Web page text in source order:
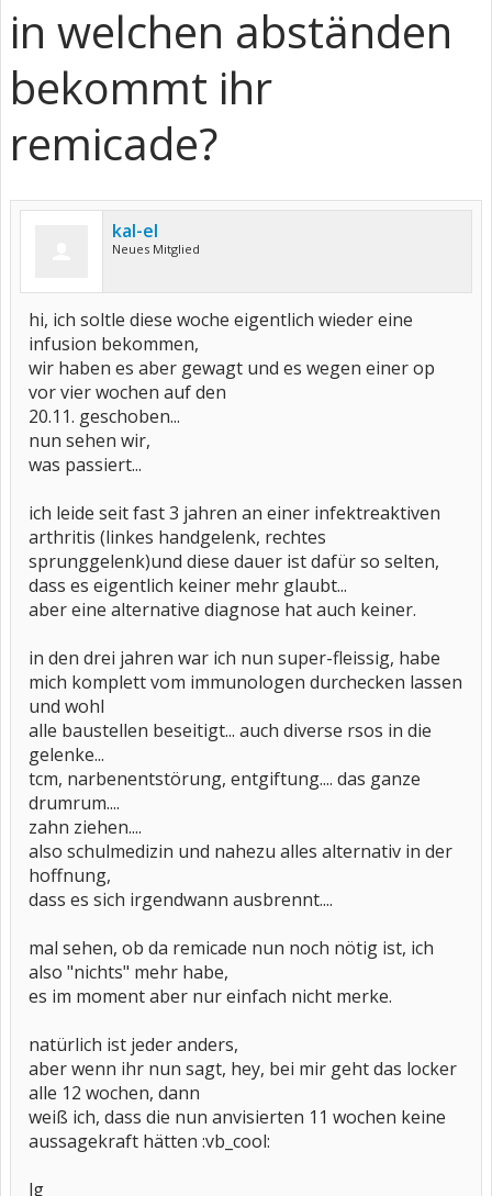
in welchen abständen
bekommt ihr
remicade?
kal-el
Neues Mitglied
hi, ich soltle diese woche eigentlich wieder eine
infusion bekommen,
wir haben es aber gewagt und es wegen einer op
vor vier wochen auf den
20.11. geschoben...
nun sehen wir,
was passiert...
ich leide seit fast 3 jahren an einer infektreaktiven
arthritis (linkes handgelenk, rechtes
sprunggelenk)und diese dauer ist dafür so selten,
dass es eigentlich keiner mehr glaubt...
aber eine alternative diagnose hat auch keiner.
in den drei jahren war ich nun super-fleissig, habe
mich komplett vom immunologen durchecken lassen
und wohl
alle baustellen beseitigt... auch diverse rsos in die
gelenke...
tcm, narbenentstörung, entgiftung.... das ganze
drumrum....
zahn ziehen....
also schulmedizin und nahezu alles alternativ in der
hoffnung,
dass es sich irgendwann ausbrennt....
mal sehen, ob da remicade nun noch nötig ist, ich
also "nichts" mehr habe,
es im moment aber nur einfach nicht merke.
natürlich ist jeder anders,
aber wenn ihr nun sagt, hey, bei mir geht das locker
alle 12 wochen, dann
weiß ich, dass die nun anvisierten 11 wochen keine
aussagekraft hätten :vb_cool:
lg